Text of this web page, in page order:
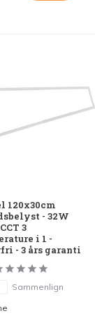
120x30cm
- 32W
3
i 1 -
- 3 års garanti
Sammenlign